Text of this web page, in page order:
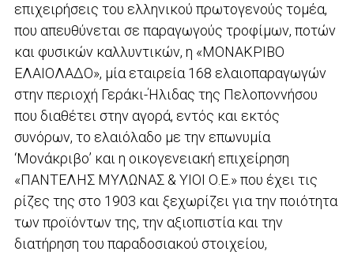
επιχειρήσεις του ελληνικού πρωτογενούς τομέα,
που απευθύνεται σε παραγωγούς τροφίμων, ποτών
και φυσικών καλλυντικών, η «ΜΟΝΑΚΡΙΒΟ
ΕΛΑΙΟΛΑΔΟ», μία εταιρεία 168 ελαιοπαραγωγών
στην περιοχή Γεράκι-Ήλιδας της Πελοποννήσου
που διαθέτει στην αγορά, εντός και εκτός
συνόρων, το ελαιόλαδο με την επωνυμία
‘Μονάκριβο’ και η οικογενειακή επιχείρηση
«ΠΑΝΤΕΛΗΣ ΜΥΛΩΝΑΣ & ΥΙΟΙ Ο.Ε.» που έχει τις
ρίζες της στο 1903 και ξεχωρίζει για την ποιότητα
των προϊόντων της, την αξιοπιστία και την
διατήρηση του παραδοσιακού στοιχείου,